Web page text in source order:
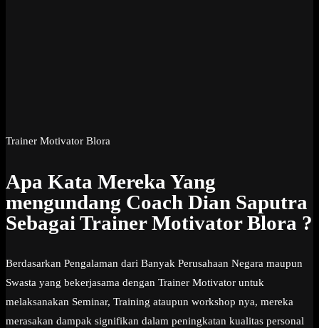
Trainer Motivator Blora
Apa Kata Mereka Yang
mengundang Coach Dian Saputra
Sebagai Trainer Motivator Blora ?
Berdasarkan Pengalaman dari Banyak Perusahaan Negara maupun
Swasta yang bekerjasama dengan Trainer Motivator untuk
melaksanakan Seminar, Training ataupun workshop nya, mereka
merasakan dampak signifikan dalam peningkatan kualitas personal